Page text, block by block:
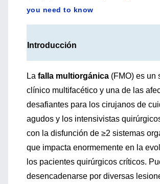
you need to know
Introducción
La falla multiorgánica (FMO) es un
clínico multifacético y una de las
desafiantes para los cirujanos de
agudos y los intensivistas
con la disfunción de ≥2 sistemas
que impacta enormemente en la
los pacientes quirúrgicos críticos.
desencadenarse por diversas